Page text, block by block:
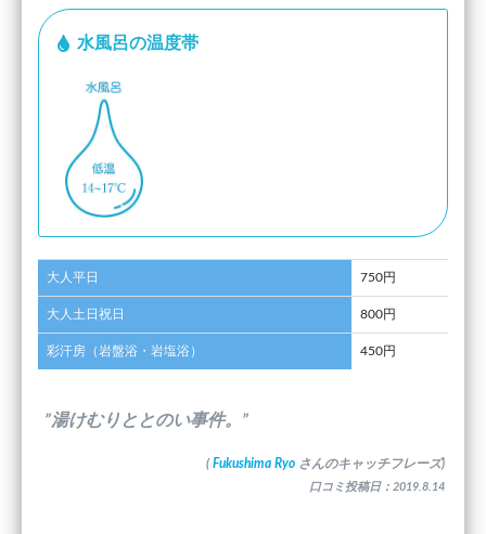
水風呂の温度帯
大人平日 750円
大人土日祝日 800円
彩汗房（岩盤浴・岩塩浴） 450円
”湯けむりととのい事件。”
( Fukushima Ryo さんのキャッチフレーズ)
口コミ投稿日：2019.8.14